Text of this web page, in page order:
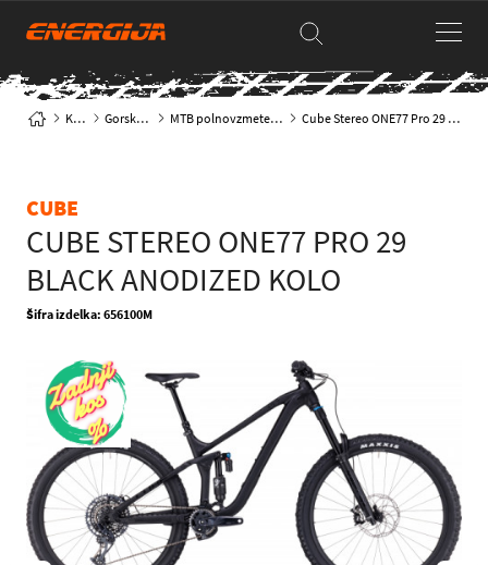
Kolesa Gorska kolesa MTB polnovzmeteno trail-enduro Cube Stereo ONE77 Pro 29 black anodized kolo
CUBE
CUBE STEREO ONE77 PRO 29
BLACK ANODIZED KOLO
Šifra izdelka: 656100M